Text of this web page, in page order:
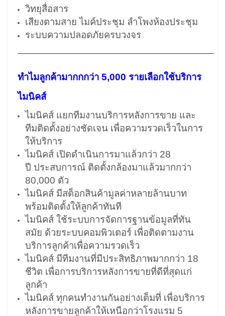
วิทยุสื่อสาร
เสียงตามสาย ไมค์ประชุม ลำโพงห้องประชุม
ระบบความปลอดภัยครบวงจร
————————————————————–
ทำไมลูกค้ามากกกว่า 5,000 รายเลือกใช้บริการ
ไมนิคส์
ไมนิคส์ แยกทีมงานบริการหลังการขาย และ
ทีมติดตั้งอย่างชัดเจน เพื่อความรวดเร็วในการ
ให้บริการ
ไมนิคส์ เปิดดำเนินการมาแล้วกว่า 28
ปี ประสบการณ์ ติดตั้งกล้องมาแล้วมากกว่า
80,000 ตัว
ไมนิคส์ มีสต็อกสินค้ามูลค่าหลายล้านบาท
พร้อมติดตั้งให้ลูกค้าทันที
ไมนิคส์ ใช้ระบบการจัดการฐานข้อมูลที่ทัน
สมัย ด้วยระบบคอมพิวเตอร์ เพื่อติดตามงาน
บริการลูกค้าเพื่อความรวดเร็ว
ไมนิคส์ มีทีมงานที่มีประสิทธิภาพมากกว่า 18
ชีวิต เพื่อการบริการหลังการขายที่ดีที่สุดแก่
ลูกค้า
ไมนิคส์ ทุกคนทำงานกันอย่างเต็มที่ เพื่อบริการ
หลังการขายลูกค้าให้เหนือกว่าโรงแรม 5